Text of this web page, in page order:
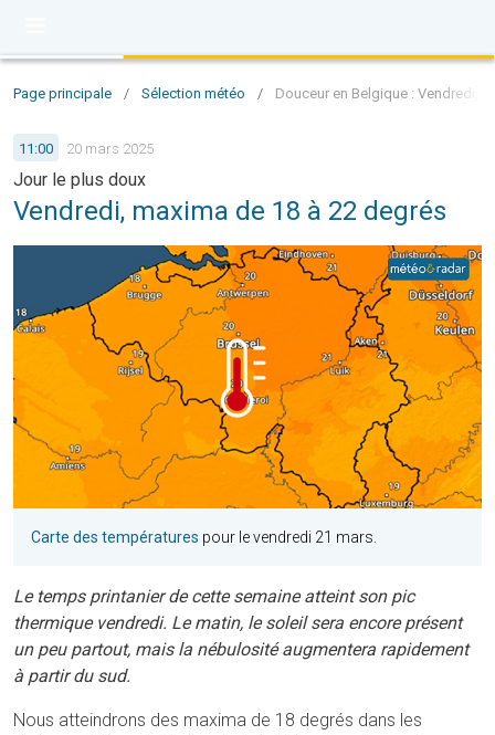
Page principale / Sélection météo / Douceur en Belgique : Vendredi,
11:00 20 mars 2025
Jour le plus doux
Vendredi, maxima de 18 à 22 degrés
Carte des températures pour le vendredi 21 mars.
Le temps printanier de cette semaine atteint son pic
thermique vendredi. Le matin, le soleil sera encore présent
un peu partout, mais la nébulosité augmentera rapidement
à partir du sud.
Nous atteindrons des maxima de 18 degrés dans les